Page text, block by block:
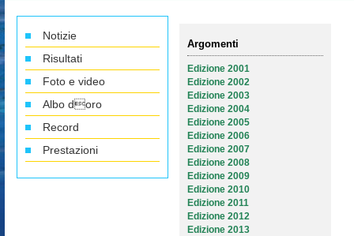
Notizie
Risultati
Foto e video
Albo doro
Record
Prestazioni
Argomenti
Edizione 2001
Edizione 2002
Edizione 2003
Edizione 2004
Edizione 2005
Edizione 2006
Edizione 2007
Edizione 2008
Edizione 2009
Edizione 2010
Edizione 2011
Edizione 2012
Edizione 2013